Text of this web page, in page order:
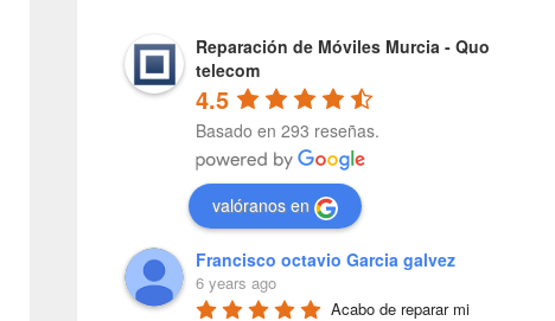
Reparación de Móviles Murcia - Quo
telecom
4.5
Basado en 293 reseñas.
valóranos en
Francisco octavio Garcia galvez
6 years ago
Acabo de reparar mi